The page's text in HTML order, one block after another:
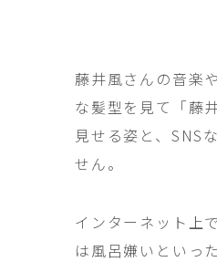
藤井風さんの音楽
な髪型を見て「藤
見せる姿と、SNS
せん。
インターネット上
は風呂嫌いといっ